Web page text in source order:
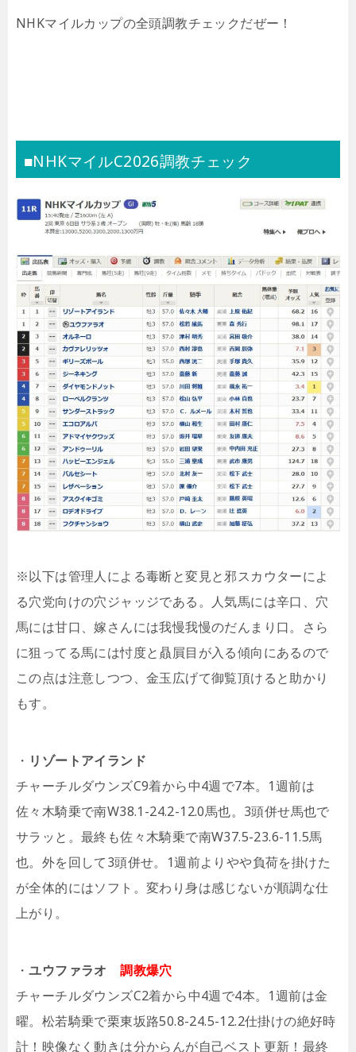
NHKマイルカップの全頭調教チェックだぜー！
■NHKマイルC2026調教チェック
※以下は管理人による毒断と変見と邪スカウターによ
る穴党向けの穴ジャッジである。人気馬には辛口、穴
馬には甘口、嫁さんには我慢我慢のだんまり口。さら
に狙ってる馬には忖度と贔屓目が入る傾向にあるので
この点は注意しつつ、金玉広げて御覧頂けると助かり
もす。
・ リゾートアイランド
チャーチルダウンズC9着から中4週で7本。1週前は
佐々木騎乗で南W38.1-24.2-12.0馬也。3頭併せ馬也で
サラッと。最終も佐々木騎乗で南W37.5-23.6-11.5馬
也。外を回して3頭併せ。1週前よりやや負荷を掛けた
が全体的にはソフト。変わり身は感じないが順調な仕
上がり。
・ユウファラオ
調教爆穴
チャーチルダウンズC2着から中4週で4本。1週前は金
曜。松若騎乗で栗東坂路50.8-24.5-12.2仕掛けの絶好時
計！映像なく動きは分からんが自己ベスト更新！最終